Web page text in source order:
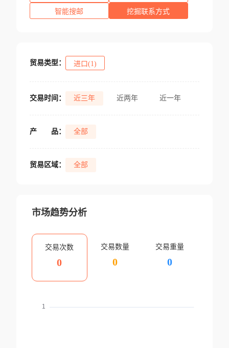
智能搜邮 挖掘联系方式
贸易类型： 进口(1)
交易时间： 近三年 近两年 近一年
产 品： 全部
贸易区域： 全部
市场趋势分析
交易次数
0
交易数量
0
交易重量
0